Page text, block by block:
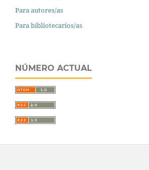
Para autores/as
Para bibliotecarios/as
NÚMERO ACTUAL